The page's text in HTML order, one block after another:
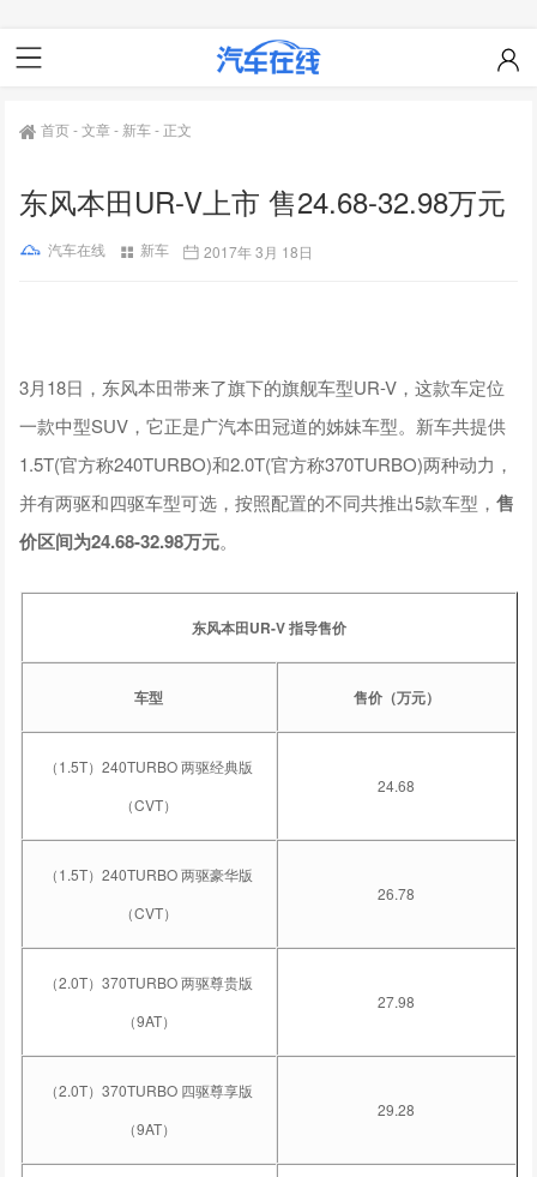
首页-文章- 新车- 正文
东风本田UR-V上市 售24.68-32.98万元
汽车在线 新车 2017年 3月 18日
3月18日，东风本田带来了旗下的旗舰车型UR-V，这款车定位
一款中型SUV，它正是广汽本田冠道的姊妹车型。新车共提供
1.5T(官方称240TURBO)和2.0T(官方称370TURBO)两种动力，
并有两驱和四驱车型可选，按照配置的不同共推出5款车型，售
价区间为24.68-32.98万元。
东风本田UR-V 指导售价
车型 售价（万元）
（1.5T）240TURBO 两驱经典版
（CVT）
24.68
（1.5T）240TURBO 两驱豪华版
（CVT）
26.78
（2.0T）370TURBO 两驱尊贵版
（9AT）
27.98
（2.0T）370TURBO 四驱尊享版
（9AT）
29.28